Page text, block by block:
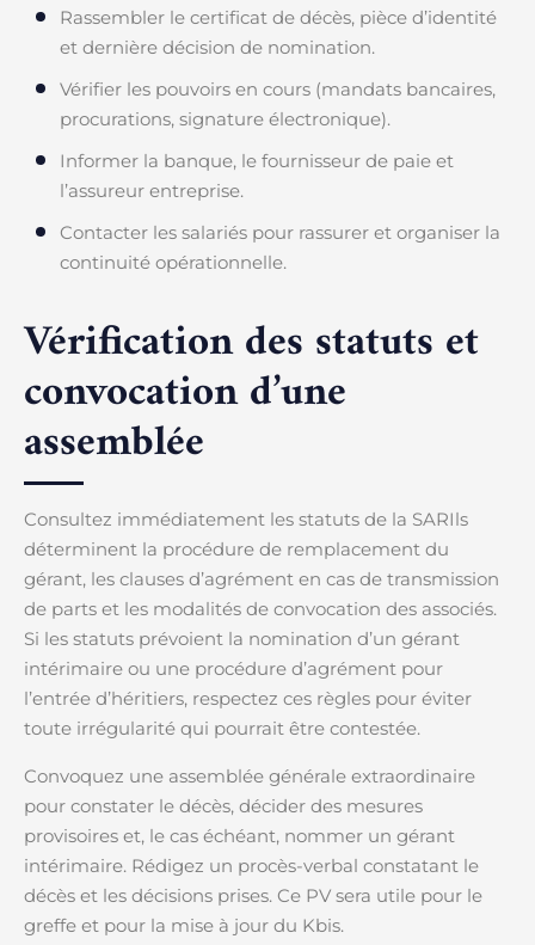
Rassembler le certificat de décès, pièce d’identité
et dernière décision de nomination.
Vérifier les pouvoirs en cours (mandats bancaires,
procurations, signature électronique).
Informer la banque, le fournisseur de paie et
l’assureur entreprise.
Contacter les salariés pour rassurer et organiser la
continuité opérationnelle.
Vérification des statuts et
convocation d’une
assemblée
Consultez immédiatement les statuts de la SARIls
déterminent la procédure de remplacement du
gérant, les clauses d’agrément en cas de transmission
de parts et les modalités de convocation des associés.
Si les statuts prévoient la nomination d’un gérant
intérimaire ou une procédure d’agrément pour
l’entrée d’héritiers, respectez ces règles pour éviter
toute irrégularité qui pourrait être contestée.
Convoquez une assemblée générale extraordinaire
pour constater le décès, décider des mesures
provisoires et, le cas échéant, nommer un gérant
intérimaire. Rédigez un procès-verbal constatant le
décès et les décisions prises. Ce PV sera utile pour le
greffe et pour la mise à jour du Kbis.